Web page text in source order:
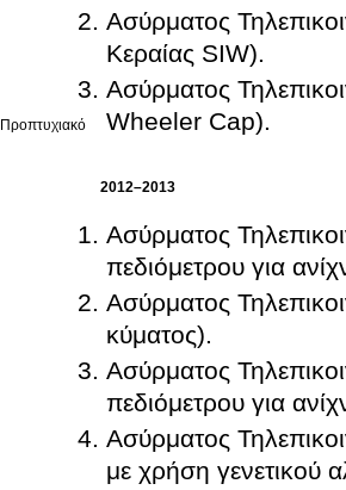
Προπτυχιακό
Ασύρματος
Κεραίας SIW).
Ασύρματος
Wheeler Cap).
2012–2013
Ασύρματος
πεδιόμετρου για
Ασύρματος
κύματος).
Ασύρματος
πεδιόμετρου για
Ασύρματος
με χρήση γενετικού